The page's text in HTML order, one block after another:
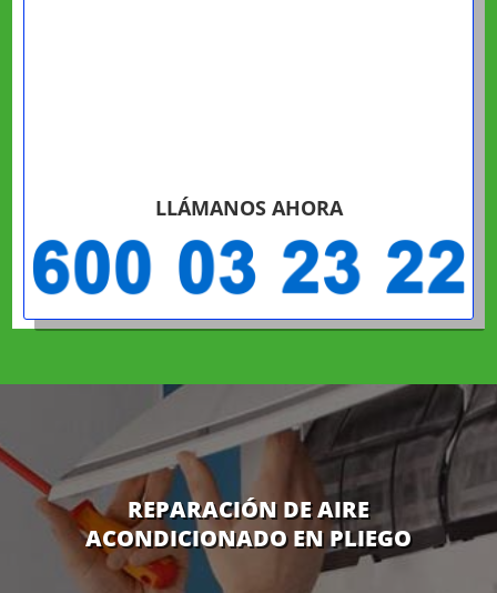
LLÁMANOS AHORA
REPARACIÓN DE AIRE
ACONDICIONADO EN PLIEGO